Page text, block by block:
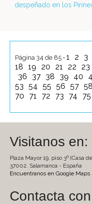
despeñado en los
Página 34 de 85 • 1 2 3
18 19 20 21 22 23
36
37 38 39 40
53 54 55 56 57 58
70
71 72 73 74 75
Visitanos en:
Plaza Mayor 19, piso 3º (Casa
37002. Salamanca - España
Encuentranos en Google Maps
Contacta